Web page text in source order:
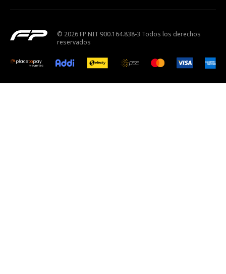
© 2026 FP NIT 900.164.838-3 Todos los derechos
reservados